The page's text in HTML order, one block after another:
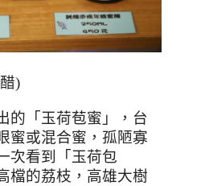
)
的「玉荷苞蜜」，台
蜜或混合蜜，孤陋寡
次看到「玉荷包
檔的荔枝，高雄大樹